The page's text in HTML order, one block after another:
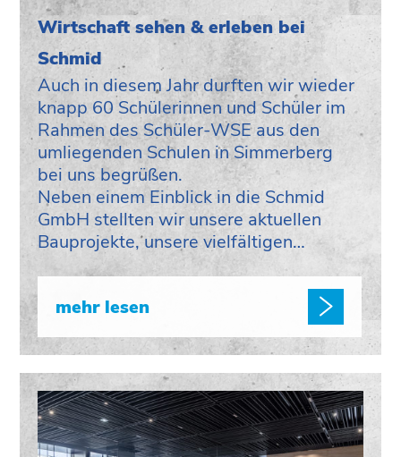
Wirtschaft sehen & erleben bei
Schmid
Auch in diesem Jahr durften wir wieder
knapp 60 Schülerinnen und Schüler im
Rahmen des Schüler-WSE aus den
umliegenden Schulen in Simmerberg
bei uns begrüßen.
Neben einem Einblick in die Schmid
GmbH stellten wir unsere aktuellen
Bauprojekte, unsere vielfältigen…
mehr lesen